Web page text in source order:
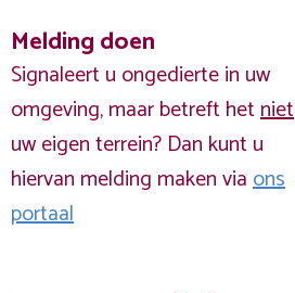
Melding doen
Signaleert u ongedierte in uw
omgeving, maar betreft hetniet
uw eigen terrein? Dan kunt u
hiervan melding maken viaons
portaal